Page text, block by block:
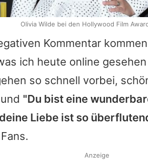
Kommentar
ich heute online
so schnell vorbei,
"Du bist eine
Liebe ist so
Fans.
Olivia Wilde bei den Hollywood Film
Anzeige